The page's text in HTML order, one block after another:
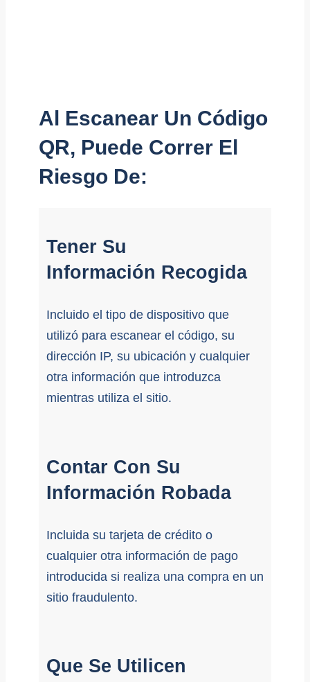
Al Escanear Un Código
QR, Puede Correr El
Riesgo De:
Tener Su
Información Recogida
Incluido el tipo de dispositivo que
utilizó para escanear el código, su
dirección IP, su ubicación y cualquier
otra información que introduzca
mientras utiliza el sitio.
Contar Con Su
Información Robada
Incluida su tarjeta de crédito o
cualquier otra información de pago
introducida si realiza una compra en un
sitio fraudulento.
Que Se Utilicen